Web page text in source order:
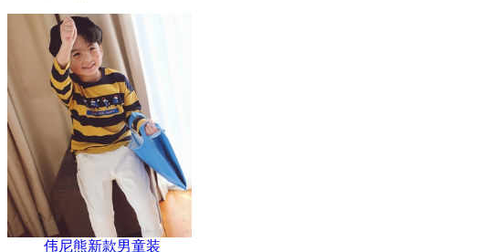
伟尼熊新款男童装